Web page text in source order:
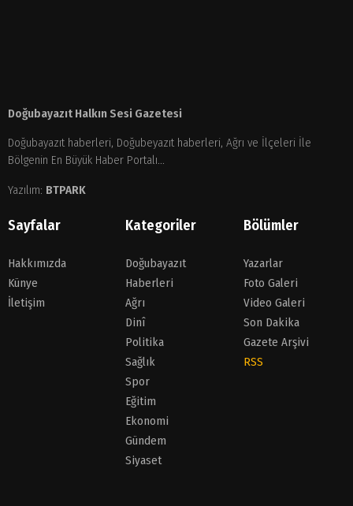
Doğubayazıt Halkın Sesi Gazetesi
Doğubayazıt haberleri, Doğubeyazıt haberleri, Ağrı ve İlçeleri İle
Bölgenin En Büyük Haber Portalı...
Yazılım: BTPARK
Sayfalar
Hakkımızda
Künye
İletişim
Kategoriler
Doğubayazıt
Haberleri
Ağrı
Dinî
Politika
Sağlık
Spor
Eğitim
Ekonomi
Gündem
Siyaset
Bölümler
Yazarlar
Foto Galeri
Video Galeri
Son Dakika
Gazete Arşivi
RSS